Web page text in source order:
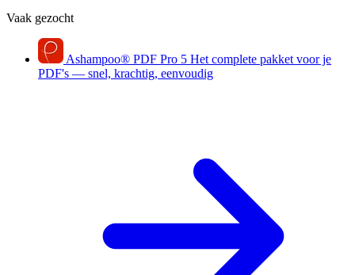
Vaak gezocht
Ashampoo® PDF Pro 5 Het complete pakket voor je
PDF's — snel, krachtig, eenvoudig